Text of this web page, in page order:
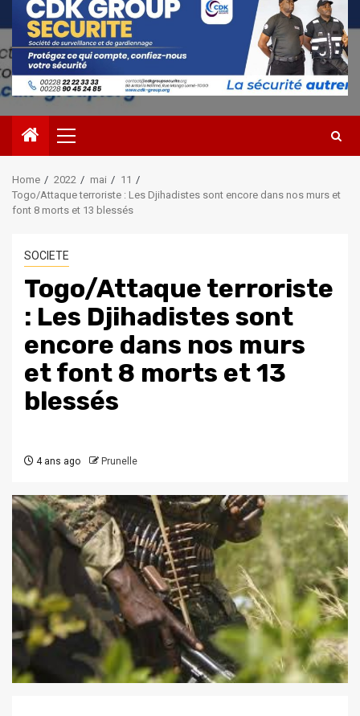
Primary
Menu
Home 2022 mai
11
Togo/Attaque terroriste : Les Djihadistes sont encore dans nos murs et
font 8 morts et 13 blessés
SOCIETE
Togo/Attaque terroriste
: Les Djihadistes sont
encore dans nos murs
et font 8 morts et 13
blessés
4 ans ago Prunelle